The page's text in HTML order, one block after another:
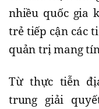
nhiều quốc gia
trẻ tiếp cận các
quản trị mang
Từ thực tiễn
trung giải